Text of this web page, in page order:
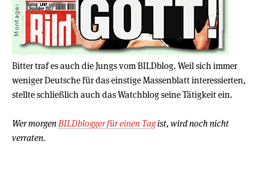
Bitter traf es auch die Jungs vom BILDblog. Weil sich immer
weniger Deutsche für das einstige Massenblatt interessierten,
stellte schließlich auch das Watchblog seine Tätigkeit ein.
Wer morgen BILDblogger für einen Tagist, wird noch nicht
verraten.